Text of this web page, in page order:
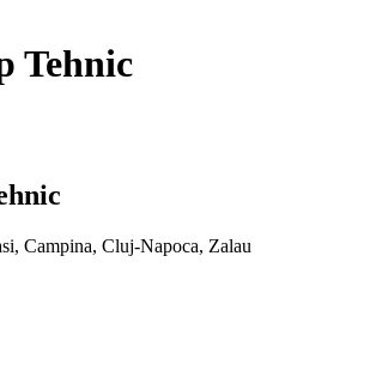
Tehnic
Campina, Cluj-Napoca, Zalau